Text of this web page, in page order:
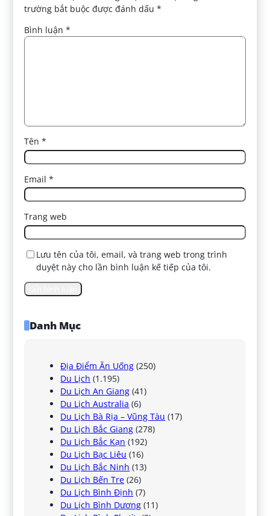
trường bắt buộc được đánh dấu*
Bình luận*
Tên*
Email*
Trang web
Lưu tên của tôi, email, và trang web trong trình
duyệt này cho lần bình luận kế tiếp của tôi.
Danh Mục
Địa Điểm Ăn Uống (250)
Du Lịch (1.195)
Du Lịch An Giang (41)
Du Lịch Australia (6)
Du Lịch Bà Rịa – Vũng Tàu (17)
Du Lịch Bắc Giang (278)
Du Lịch Bắc Kạn (192)
Du Lịch Bạc Liêu (16)
Du Lịch Bắc Ninh (13)
Du Lịch Bến Tre (26)
Du Lịch Bình Định (7)
Du Lịch Bình Dương (11)